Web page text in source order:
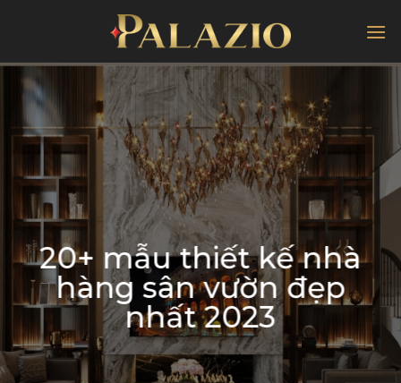
dung
20+ mẫu thiết kế nhà
hàng sân vườn đẹp
nhất 2023